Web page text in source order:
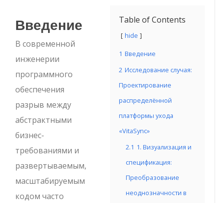
Table of Contents
hide
1 Введение
2 Исследование случая:
Проектирование
распределённой
платформы ухода
«VitaSync»
2.1 1. Визуализация и
спецификация:
Преобразование
неоднозначности в
Введение
В современной
инженерии
программного
обеспечения
разрыв между
абстрактными
бизнес-
требованиями и
развертываемым,
масштабируемым
кодом часто